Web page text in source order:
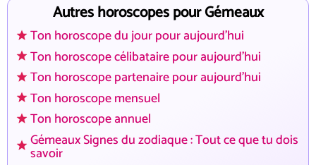
Autres horoscopes pour Gémeaux
Ton horoscope du jour pour aujourd'hui
Ton horoscope célibataire pour aujourd'hui
Ton horoscope partenaire pour aujourd'hui
Ton horoscope mensuel
Ton horoscope annuel
Gémeaux Signes du zodiaque : Tout ce que tu dois
savoir